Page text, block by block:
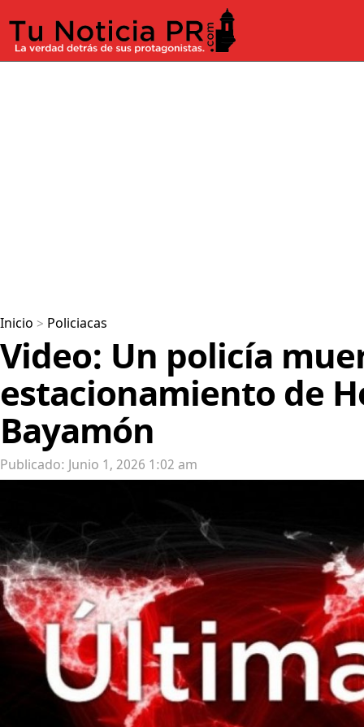
Inicio > Policiacas
Video: Un policía
estacionamiento de
Bayamón
Publicado: Junio 1, 2026 1:02 am